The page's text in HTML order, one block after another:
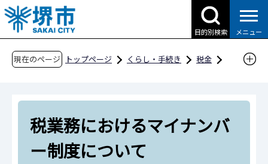
こ
の
ペ
目的別検索 メニュー
現在のページ トップページ くらし・手続き
税金
税業務におけるマイナンバー制度について
税業務におけるマイナンバ
ー制度について